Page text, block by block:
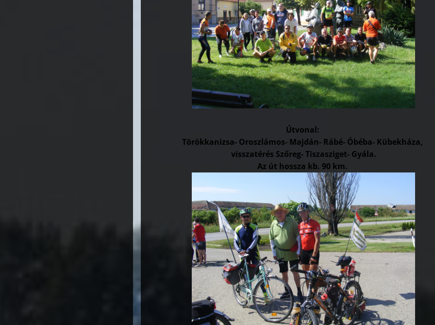
Útvonal:
Törökkanizsa- Oroszlámos- Majdán- Rábé- Óbéba- Kübekháza,
visszatérés Szőreg- Tiszasziget- Gyála.
Az út hossza kb. 90 km.